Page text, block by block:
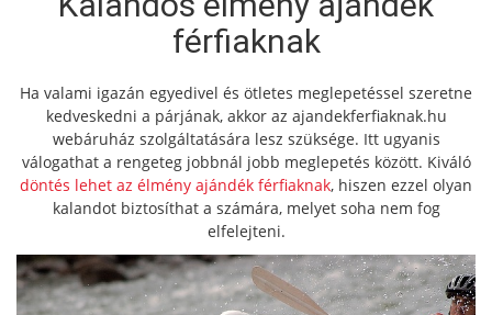
férfiaknak
Ha valami igazán egyedivel és ötletes meglepetéssel szeretne
kedveskedni a párjának, akkor az ajandekferfiaknak.hu
webáruház szolgáltatására lesz szüksége. Itt ugyanis
válogathat a rengeteg jobbnál jobb meglepetés között. Kiváló
döntés lehet az élmény ajándék férfiaknak, hiszen ezzel olyan
kalandot biztosíthat a számára, melyet soha nem fog
elfelejteni.